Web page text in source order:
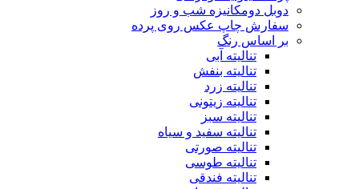
دوبل دومکانیزه شب و روز
سفارش چاپ عکس روی پرده
بر اساس رنگ
تنالیته آبی
تنالیته بنفش
تنالیته زرد
تنالیته زیتونی
تنالیته سبز
تنالیته سفید و سیاه
تنالیته صورتی
تنالیته طوسی
تنالیته فندقی